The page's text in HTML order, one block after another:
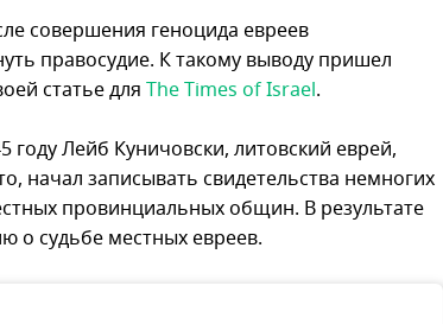
совершения геноцида евреев
правосудие. К такому выводу пришел
статье для The Times of Israel.
году Лейб Куничовски, литовский еврей,
начал записывать свидетельства немногих
провинциальных общин. В результате
о судьбе местных евреев.